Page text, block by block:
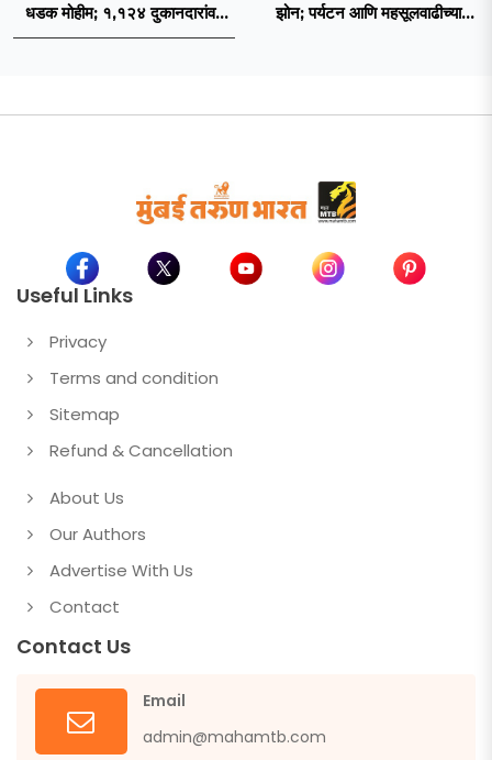
धडक मोहीम; १,१२४ दुकानदारांवर
कारवाई
झोन; पर्यटन आणि महसूलवाढीच्या
Useful Links
Privacy
Terms and condition
Sitemap
Refund & Cancellation
About Us
Our Authors
Advertise With Us
Contact
Contact Us
Email
admin@mahamtb.com